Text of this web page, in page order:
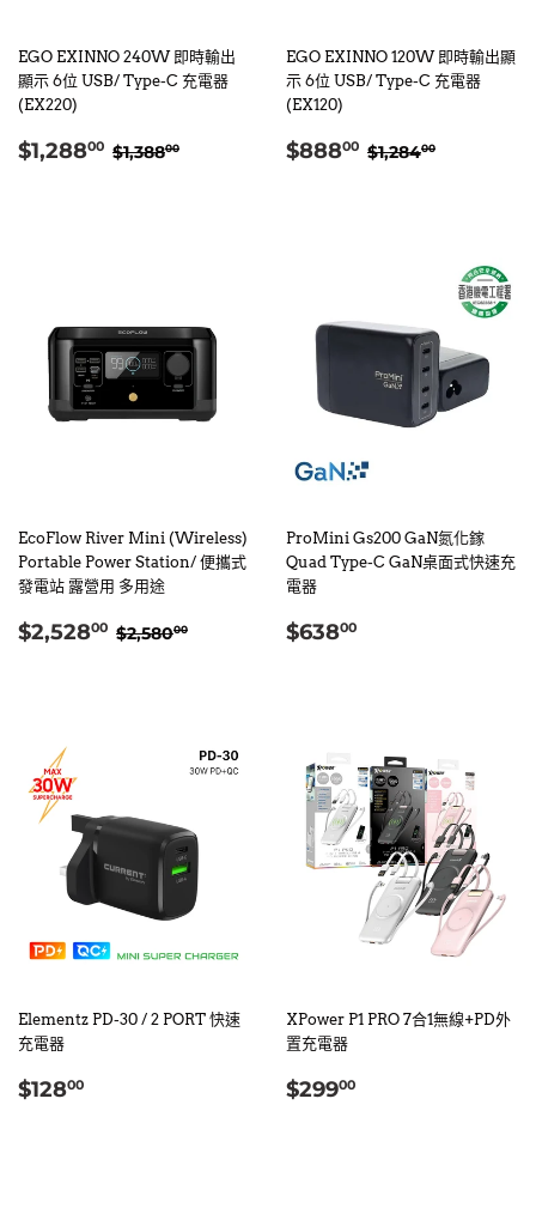
EGO EXINNO 240W 即時輸出
顯示 6位 USB/ Type-C 充電器
(EX220)
售
$1,28800 $1,288.00
定價
$1,38800
EGO EXINNO 120W 即時輸出顯
示 6位 USB/ Type-C 充電器
(EX120)
售
$88800 $888.00
定價
$1,28400
EcoFlow River Mini (Wireless)
Portable Power Station/ 便攜式
發電站 露營用 多用途
售
$2,52800 $2,528.00
定價
$2,58000 $2,580.00
ProMini Gs200 GaN氮化鎵
Quad Type-C GaN桌面式快速充
電器
定
$63800
Elementz PD-30 / 2 PORT 快速
充電器
定
$12800
XPower P1 PRO 7合1無線+PD外
置充電器
定
$29900